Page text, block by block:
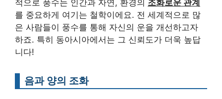
적으로 풍수는 인간과 자연, 환경의 조화로운 관계
를 중요하게 여기는 철학이에요. 전 세계적으로 많
은 사람들이 풍수를 통해 자신의 운을 개선하고자
하죠. 특히 동아시아에서는 그 신뢰도가 더욱 높답
니다!
음과 양의 조화